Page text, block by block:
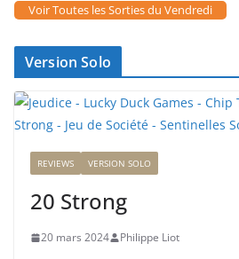
Voir Toutes les Sorties du Vendredi
Version Solo
REVIEWS VERSION SOLO
20 Strong
20 mars 2024 Philippe Liot